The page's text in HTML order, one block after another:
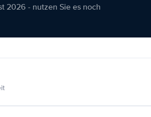
2026 - nutzen Sie es noch